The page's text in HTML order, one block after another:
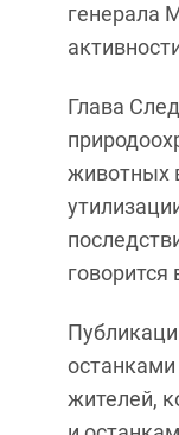
генерала
Глава
животных
жителей,